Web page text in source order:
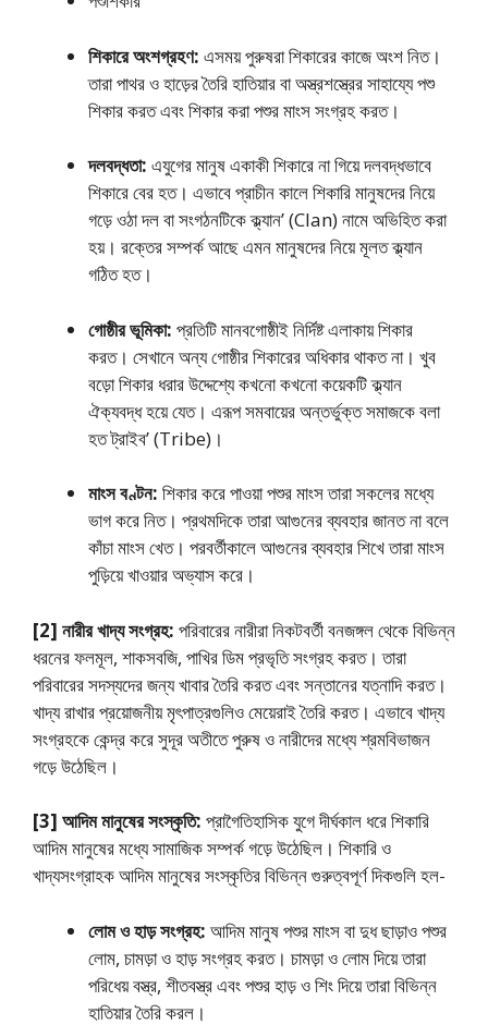
শিকারে অংশগ্রহণ: এসময় পুরুষরা শিকারের কাজে অংশ নিত।
তারা পাথর ও হাড়ের তৈরি হাতিয়ার বা অস্ত্রশস্ত্রের সাহায্যে পশু
শিকার করত এবং শিকার করা পশুর মাংস সংগ্রহ করত।
দলবদ্ধতা: এযুগের মানুষ একাকী শিকারে না গিয়ে দলবদ্ধভাবে
শিকারে বের হত। এভাবে প্রাচীন কালে শিকারি মানুষদের নিয়ে
গড়ে ওঠা দল বা সংগঠনটিকে ক্ল্যান’ (Clan) নামে অভিহিত করা
হয়। রক্তের সম্পর্ক আছে এমন মানুষদের নিয়ে মূলত ক্ল্যান
গঠিত হত।
গােষ্ঠীর ভূমিকা: প্রতিটি মানবগােষ্ঠীই নির্দিষ্ট এলাকায় শিকার
করত। সেখানে অন্য গােষ্ঠীর শিকারের অধিকার থাকত না। খুব
বড়াে শিকার ধরার উদ্দেশ্যে কখনাে কখনাে কয়েকটি ক্ল্যান
ঐক্যবদ্ধ হয়ে যেত। এরূপ সমবায়ের অন্তর্ভুক্ত সমাজকে বলা
হত ট্রাইব’ (Tribe)।
মাংস বণ্টন: শিকার করে পাওয়া পশুর মাংস তারা সকলের মধ্যে
ভাগ করে নিত। প্রথমদিকে তারা আগুনের ব্যবহার জানত না বলে
কাঁচা মাংস খেত। পরবর্তীকালে আগুনের ব্যবহার শিখে তারা মাংস
পুড়িয়ে খাওয়ার অভ্যাস করে।
[2] নারীর খাদ্য সংগ্রহ: পরিবারের নারীরা নিকটবর্তী বনজঙ্গল থেকে বিভিন্ন
ধরনের ফলমূল, শাকসবজি, পাখির ডিম প্রভৃতি সংগ্রহ করত। তারা
পরিবারের সদস্যদের জন্য খাবার তৈরি করত এবং সন্তানের যত্নাদি করত।
খাদ্য রাখার প্রয়ােজনীয় মৃৎপাত্রগুলিও মেয়েরাই তৈরি করত। এভাবে খাদ্য
সংগ্রহকে কেন্দ্র করে সুদূর অতীতে পুরুষ ও নারীদের মধ্যে শ্রমবিভাজন
গড়ে উঠেছিল।
[3] আদিম মানুষের সংস্কৃতি: প্রাগৈতিহাসিক যুগে দীর্ঘকাল‌ ধরে শিকারি
আদিম মানুষের মধ্যে সামাজিক সম্পর্ক গড়ে উঠেছিল। শিকারি ও
খাদ্যসংগ্রাহক আদিম মানুষের সংস্কৃতির বিভিন্ন গুরুত্বপূর্ণ দিকগুলি হল-
লােম ও হাড় সংগ্রহ: আদিম মানুষ পশুর মাংস বা দুধ ছাড়াও পশুর
লােম, চামড়া ও হাড় সংগ্রহ করত। চামড়া ও লােম দিয়ে তারা
পরিধেয় বস্ত্র, শীতবস্ত্র এবং পশুর হাড় ও শিং দিয়ে তারা বিভিন্ন
হাতিয়ার তৈরি করল।